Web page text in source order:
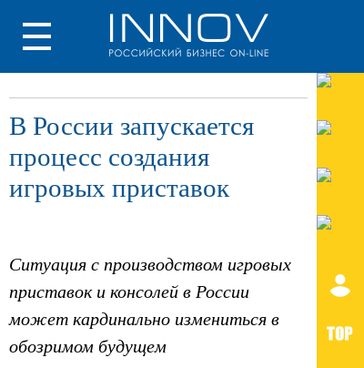
В России запускается
процесс создания
игровых приставок
Ситуация с производством игровых
приставок и консолей в России
может кардинально измениться в
обозримом будущем